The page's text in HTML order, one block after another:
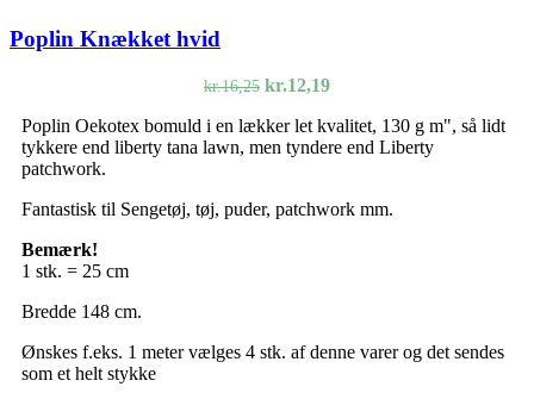
Poplin Knækket hvid
kr.16,25 Den
pris
var:
kr.12,19Den
pris
er:
Poplin Oekotex bomuld i en lækker let kvalitet, 130 g m", så lidt
tykkere end liberty tana lawn, men tyndere end Liberty
patchwork.
Fantastisk til Sengetøj, tøj, puder, patchwork mm.
Bemærk!
1 stk. = 25 cm
Bredde 148 cm.
Ønskes f.eks. 1 meter vælges 4 stk. af denne varer og det sendes
som et helt stykke